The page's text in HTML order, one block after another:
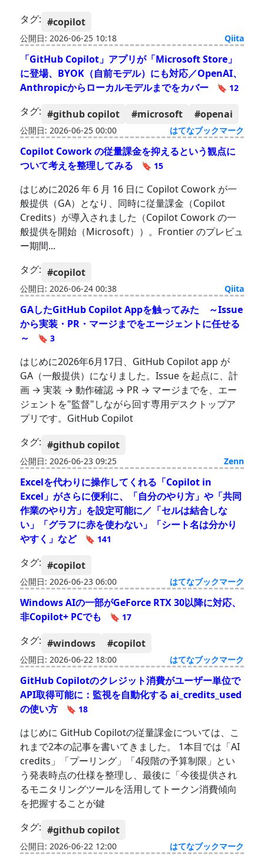
タグ: #copilot
公開日: 2026-06-25 10:18 Qiita
「GitHub Copilot」アプリが「Microsoft Store」
に登場、BYOK（自前モデル）にも対応／OpenAI、
Anthropicからローカルモデルまでをカバー
🔖 12
タグ: #github copilot #microsoft #openai
公開日: 2026-06-25 00:00 はてなブックマーク
Copilot Cowork の従量課金を抑えるという観点に
ついて考えを整理してみる
🔖 15
はじめに2026 年 6 月 16 日に Copilot Cowork が一
般提供（GA）となり、同時に従量課金（Copilot
Credits）が導入されました（Copilot Cowork の一
般提供を開始（Microsoft））。Frontier のプレビュ
ー期間...
タグ: #copilot
公開日: 2026-06-24 00:38 Qiita
GAしたGitHub Copilot Appを触ってみた ～Issue
から実装・PR・マージまでをエージェントに任せる
～
🔖 3
はじめに2026年6月17日、GitHub Copilot app が
GA（一般提供）になりました。Issue を起点に、計
画 → 実装 → 動作確認 → PR → マージまでを、エー
ジェントを"監督"しながら回す専用デスクトップア
プリです。GitHub Copilot
タグ: #github copilot
公開日: 2026-06-23 09:25 Zenn
Excelを代わりに操作してくれる「Copilot in
Excel」がさらに便利に、「自分のやり方」や「共同
作業のやり方」を設定可能に／「セルは結合しな
い」「グラフに赤を使わない」「シート名は分かり
やすく」など
🔖 141
タグ: #copilot
公開日: 2026-06-23 06:00 はてなブックマーク
Windows AIの一部がGeForce RTX 30以降に対応、
非Copilot+ PCでも
🔖 17
タグ: #windows #copilot
公開日: 2026-06-22 18:00 はてなブックマーク
GitHub Copilotのクレジット消費がユーザー単位で
API取得可能に：監視を自動化する ai_credits_used
の使い方
🔖 18
はじめに GitHub Copilotの従量課金については、こ
れまで2本の記事を書いてきました。 1本目では「AI
credits」「プーリング」「4段階の予算制限」とい
う発表時点の仕様を整理し、最後に「今後提供され
るモニタリングツールを活用してトークン消費傾向
を把握することが鍵
タグ: #github copilot
公開日: 2026-06-22 12:00 はてなブックマーク